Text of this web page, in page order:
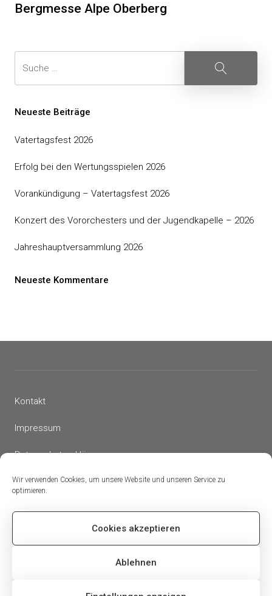
Wir verwenden Cookies, um unsere Website und unseren Service zu
optimieren.
Cookies akzeptieren
Ablehnen
Bergmesse Alpe Oberberg
Neueste Beiträge
Vatertagsfest 2026
Erfolg bei den Wertungsspielen 2026
Vorankündigung – Vatertagsfest 2026
Konzert des Vororchesters und der Jugendkapelle – 2026
Jahreshauptversammlung 2026
Neueste Kommentare
Kontakt
Impressum
Datenschutzerklärung
Cookie-Richtlinie (EU)